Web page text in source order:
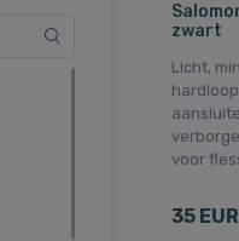
zwart
Licht,
voor
35 EUR